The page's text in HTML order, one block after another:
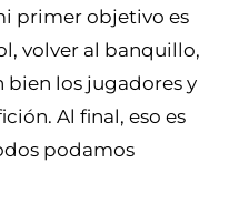
primer objetivo es
volver al banquillo,
bien los jugadores y
Al final, eso es
podamos